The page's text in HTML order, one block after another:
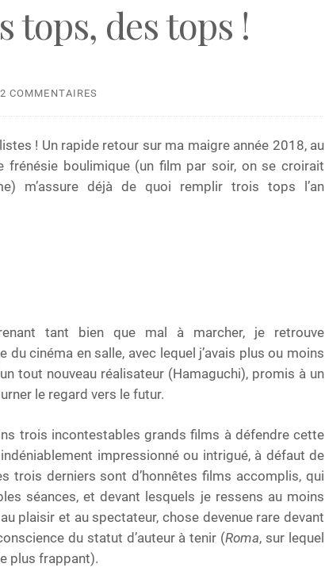
tops, des tops !
2 COMMENTAIRES
! Un rapide retour sur ma maigre année 2018, au
frénésie boulimique (un film par soir, on se croirait
m’assure déjà de quoi remplir trois tops l’an
tant bien que mal à marcher, je retrouve
cinéma en salle, avec lequel j’avais plus ou moins
tout nouveau réalisateur (Hamaguchi), promis à un
le regard vers le futur.
trois incontestables grands films à défendre cette
impressionné ou intrigué, à défaut de
trois derniers sont d’honnêtes films accomplis, qui
séances, et devant lesquels je ressens au moins
plaisir et au spectateur, chose devenue rare devant
du statut d’auteur à tenir (Roma, sur lequel
plus frappant).